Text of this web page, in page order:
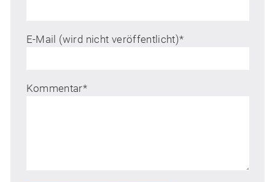
E-Mail (wird nicht veröffentlicht)*
Kommentar*